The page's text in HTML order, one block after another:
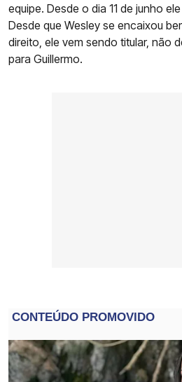
equipe. Desde o dia 11 de junho
Desde que Wesley se encaixou
direito, ele vem sendo titular, não
para Guillermo.